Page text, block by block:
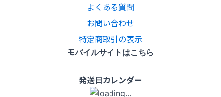
よくある質問
お問い合わせ
特定商取引の表示
モバイルサイトはこちら
発送日カレンダー